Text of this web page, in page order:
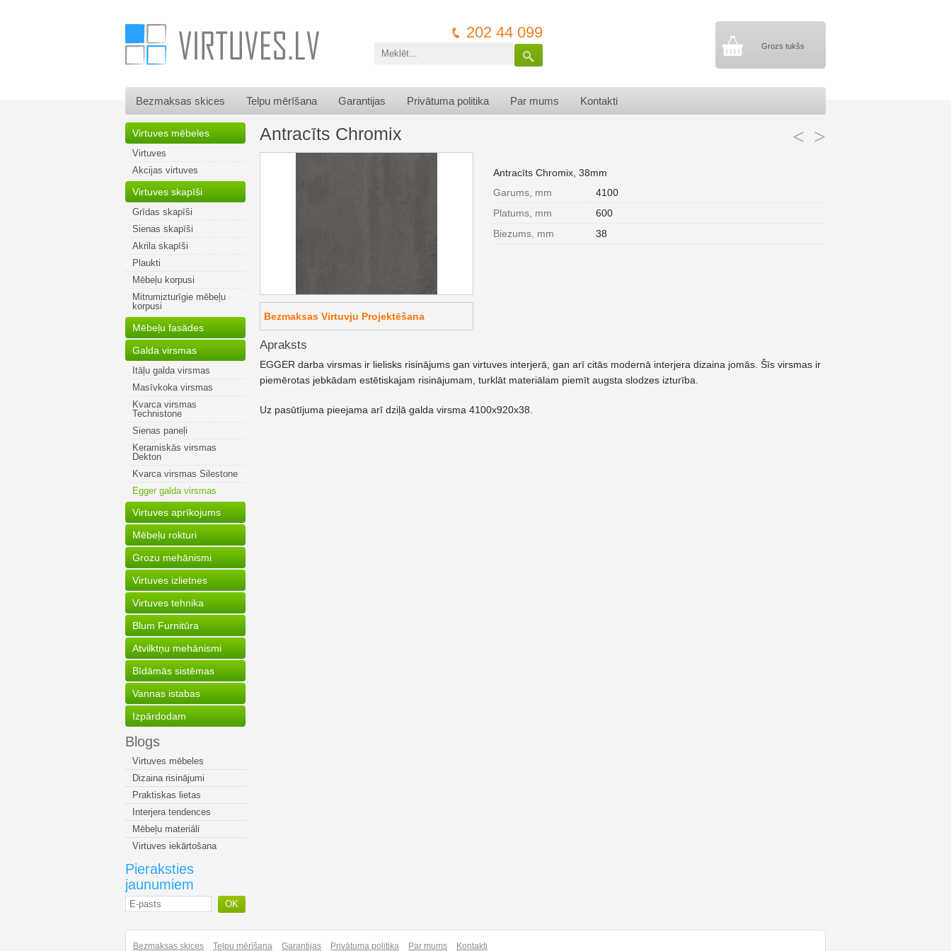
Grozs tukšs
202 44 099
Bezmaksas skices Telpu mērīšana Garantijas Privātuma politika Par mums Kontakti
Virtuves mēbeles
Virtuves
Akcijas virtuves
Virtuves skapīši
Grīdas skapīši
Sienas skapīši
Akrila skapīši
Plaukti
Mēbeļu korpusi
Mitrumizturīgie mēbeļu
korpusi
Mēbeļu fasādes
Galda virsmas
Itāļu galda virsmas
Masīvkoka virsmas
Kvarca virsmas
Technistone
Sienas paneļi
Keramiskās virsmas
Dekton
Kvarca virsmas Silestone
Egger galda virsmas
Virtuves aprīkojums
Mēbeļu rokturi
Grozu mehānismi
Virtuves izlietnes
Virtuves tehnika
Blum Furnitūra
Atvilktņu mehānismi
Bīdāmās sistēmas
Vannas istabas
Izpārdodam
Blogs
Virtuves mēbeles
Dizaina risinājumi
Praktiskas lietas
Interjera tendences
Mēbeļu materiāli
Virtuves iekārtošana
Pieraksties
jaunumiem
OK
Antracīts Chromix < >
Bezmaksas Virtuvju Projektēšana
Antracīts Chromix, 38mm
Garums, mm
4100
Platums, mm
600
Biezums, mm
38
Apraksts
EGGER darba virsmas ir lielisks risinājums gan virtuves interjerā, gan arī citās modernā interjera dizaina jomās. Šīs virsmas ir
piemērotas jebkādam estētiskajam risinājumam, turklāt materiālam piemīt augsta slodzes izturība.
Uz pasūtījuma pieejama arī dziļā galda virsma 4100x920x38.
Bezmaksas skices Telpu mērīšana Garantijas Privātuma politika Par mums Kontakti